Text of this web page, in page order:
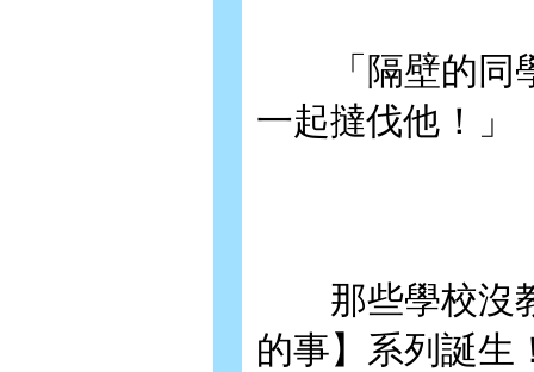
「隔壁的同學
一起撻伐他！」
那些學校沒
的事】系列誕生